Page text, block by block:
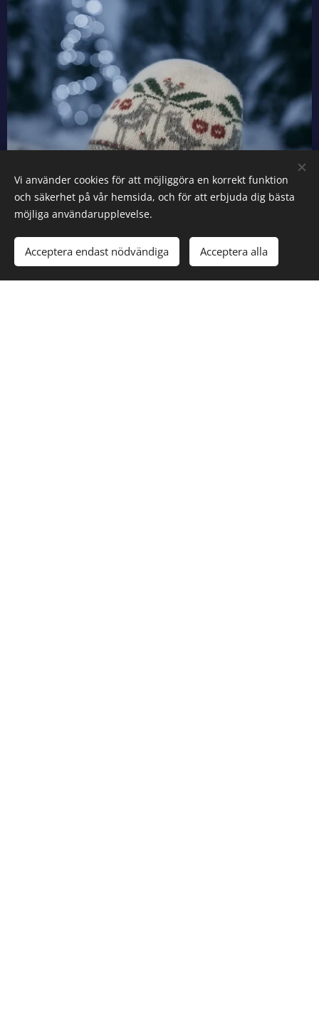
MÖSSOR
Vi använder cookies för att möjliggöra en korrekt funktion
och säkerhet på vår hemsida, och för att erbjuda dig bästa
möjliga användarupplevelse.
Acceptera endast nödvändiga Acceptera alla